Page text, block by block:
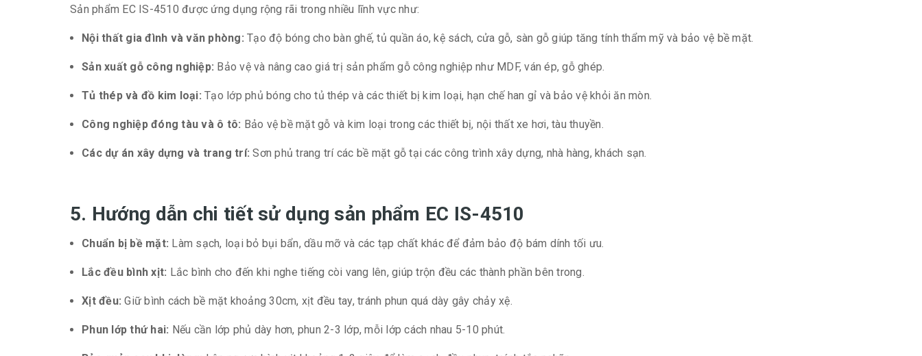
Sản phẩm EC IS-4510 được ứng dụng rộng rãi trong nhiều lĩnh vực như:
Nội thất gia đình và văn phòng: Tạo độ bóng cho bàn ghế, tủ quần áo, kệ sách, cửa gỗ, sàn gỗ giúp tăng tính thẩm mỹ và bảo vệ bề mặt.
Sản xuất gỗ công nghiệp: Bảo vệ và nâng cao giá trị sản phẩm gỗ công nghiệp như MDF, ván ép, gỗ ghép.
Tủ thép và đồ kim loại: Tạo lớp phủ bóng cho tủ thép và các thiết bị kim loại, hạn chế han gỉ và bảo vệ khỏi ăn mòn.
Công nghiệp đóng tàu và ô tô: Bảo vệ bề mặt gỗ và kim loại trong các thiết bị, nội thất xe hơi, tàu thuyền.
Các dự án xây dựng và trang trí: Sơn phủ trang trí các bề mặt gỗ tại các công trình xây dựng, nhà hàng, khách sạn.
5. Hướng dẫn chi tiết sử dụng sản phẩm EC IS-4510
Chuẩn bị bề mặt: Làm sạch, loại bỏ bụi bẩn, dầu mỡ và các tạp chất khác để đảm bảo độ bám dính tối ưu.
Lắc đều bình xịt: Lắc bình cho đến khi nghe tiếng còi vang lên, giúp trộn đều các thành phần bên trong.
Xịt đều: Giữ bình cách bề mặt khoảng 30cm, xịt đều tay, tránh phun quá dày gây chảy xệ.
Phun lớp thứ hai: Nếu cần lớp phủ dày hơn, phun 2-3 lớp, mỗi lớp cách nhau 5-10 phút.